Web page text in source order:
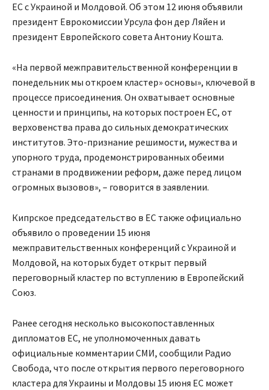
ЕС с Украиной и Молдовой. Об этом 12 июня объявили
президент Еврокомиссии Урсула фон дер Ляйен и
президент Европейского совета Антониу Кошта.
«На первой межправительственной конференции в
понедельник мы откроем кластер» основы», ключевой в
процессе присоединения. Он охватывает основные
ценности и принципы, на которых построен ЕС, от
верховенства права до сильных демократических
институтов. Это-признание решимости, мужества и
упорного труда, продемонстрированных обеими
странами в продвижении реформ, даже перед лицом
огромных вызовов», – говорится в заявлении.
Кипрское председательство в ЕС также официально
объявило о проведении 15 июня
межправительственных конференций с Украиной и
Молдовой, на которых будет открыт первый
переговорный кластер по вступлению в Европейский
Союз.
Ранее сегодня несколько высокопоставленных
дипломатов ЕС, не уполномоченных давать
официальные комментарии СМИ, сообщили Радио
Свобода, что после открытия первого переговорного
кластера для Украины и Молдовы 15 июня ЕС может